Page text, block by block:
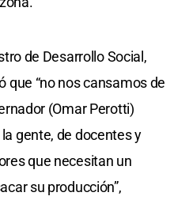
de Desarrollo Social,
que “no nos cansamos de
(Omar Perotti)
gente, de docentes y
que necesitan un
su producción”,